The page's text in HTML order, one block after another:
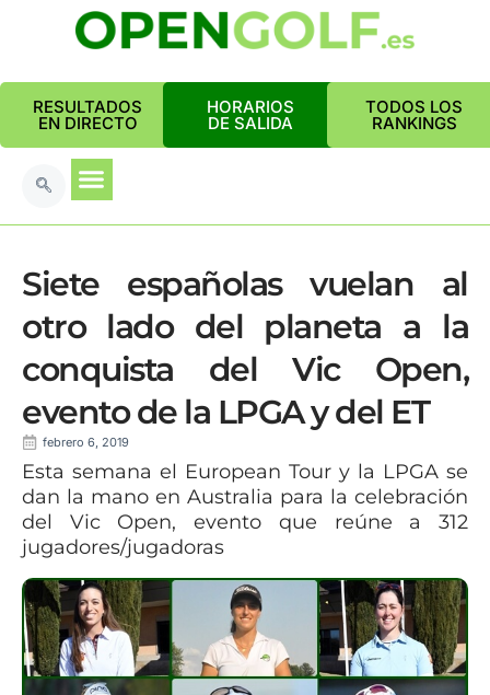
RESULTADOS
EN DIRECTO
HORARIOS
DE SALIDA
TODOS LOS
RANKINGS
Siete españolas vuelan al
otro lado del planeta a la
conquista del Vic Open,
evento de la LPGA y del ET
febrero 6, 2019
Esta semana el European Tour y la LPGA se
dan la mano en Australia para la celebración
del Vic Open, evento que reúne a 312
jugadores/jugadoras